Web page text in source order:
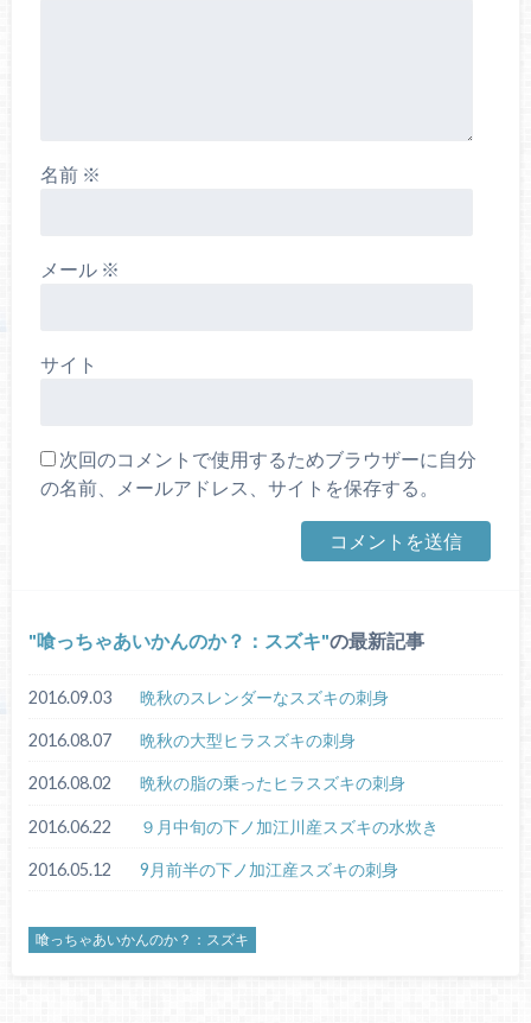
名前 ※
メール ※
サイト
次回のコメントで使用するためブラウザーに自分
の名前、メールアドレス、サイトを保存する。
喰っちゃあいかんのか？：スズキ の最新記事
2016.09.03 晩秋のスレンダーなスズキの刺身
2016.08.07 晩秋の大型ヒラスズキの刺身
2016.08.02 晩秋の脂の乗ったヒラスズキの刺身
2016.06.22 ９月中旬の下ノ加江川産スズキの水炊き
2016.05.12 9月前半の下ノ加江産スズキの刺身
喰っちゃあいかんのか？：スズキ